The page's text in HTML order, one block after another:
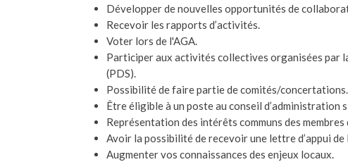
Développer de nouvelles opportunités de
Recevoir les rapports d’activités.
Voter lors de l'AGA.
Participer aux activités collectives organisées par
(PDS).
Possibilité de faire partie de comités/concertations.
Être éligible à un poste au conseil d’administration
Représentation des intérêts communs des membres
Avoir la possibilité de recevoir une lettre d’appui
Augmenter vos connaissances des enjeux locaux.